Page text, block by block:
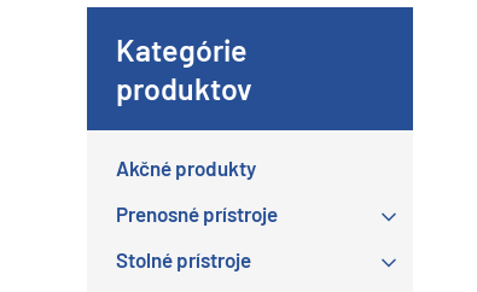
Kategórie
produktov
Akčné produkty
Prenosné prístroje
Stolné prístroje